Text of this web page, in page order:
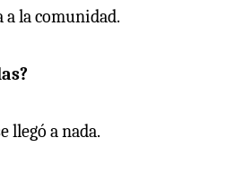
a la comunidad.
llegó a nada.